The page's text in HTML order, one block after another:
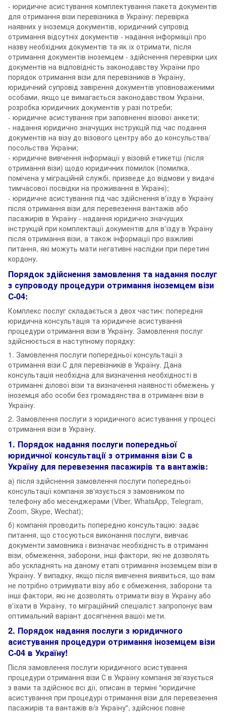
- юридичне асистування комплектування пакета документів
для отримання візи перевізника в Україну: перевірка
наявних у іноземця документів, юридичний супровід
отримання відсутніх документів - надання інформації про
назву необхідних документів та як їх отримати, після
отримання документів іноземцем - здійснення перевірки цих
документів на відповідність законодавству України про
порядок отримання візи для перевізників в Україну,
юридичний супровід завірення документів уповноваженими
особами, якщо це вимагається законодавством України,
розробка юридичних документів у разі потреби;
- юридичне асистування при заповненні візової анкети;
- надання юридично значущих інструкцій під час подання
документів на візу до візового центру або до консульства/
посольства України;
- юридичне вивчення інформації у візовій етикетці (після
отримання візи) щодо юридичних помилок (помилка,
помічена у міграційній службі, призведе до відмови у видачі
тимчасової посвідки на проживання в Україні);
- юридичне асистування під час здійснення в'їзду в Україну
після отримання візи для перевезення вантажів або
пасажирів в Україну - надання юридично значущих
інструкцій при комплектації документів для в'їзду в Україну
після отримання візи, а також інформації про важливі
питання, які можуть мати негативні наслідки при перетині
кордону.
Порядок здійснення замовлення та надання послуг
з супроводу процедури отримання іноземцем візи
С-04:
Комплекс послуг складається з двох частин: попередня
юридична консультація та юридичне асистування
процедури отримання візи в Україну. Замовлення послуг
здійснюється в наступному порядку:
1. Замовлення послуги попередньої консультації з
отримання візи С для перевізників в Україну. Дана
консультація необхідна для визначення необхідності в
отриманні ділової візи та визначення наявності обмежень у
іноземця або особи без громадянства в отриманні візи в
Україну.
2. Замовлення послуги з юридичного асистування у процесі
отримання візи в Україну.
1. Порядок надання послуги попередньої
юридичної консультації з отримання візи С в
Україну для перевезення пасажирів та вантажів:
а) після здійснення замовлення послуги попередньої
консультації компанія зв'язується з замовником по
телефону або месенджерами (Viber, WhatsApp, Telegram,
Zoom, Skype, Wechat);
б) компанія проводить попередню консультацію: задає
питання, що стосуються виконання послуги, вивчає
документи замовника і визначає необхідність в отриманні
візи, обмеження, заборони, інші фактори, які не дозволять
або ускладнять на даному етапі отримання іноземцем візи в
Україну. У випадку, якщо після вивчення виявиться, що вам
не потрібно отримувати візу або є обмеження, заборони та
інші фактори, які не дозволять отримати візу в Україну або
в'їхати в Україну, то міграційний спеціаліст запропонує вам
оптимальний варіант досягнення вашої мети.
2. Порядок надання послуги з юридичного
асистування процедури отримання іноземцем візи
С-04 в Україну!
Після замовлення послуги юридичного асистування
процедури отримання візи С в Україну компанія зв'язується
з вами та здійснює всі дії, описані в терміні "юридичне
асистування при процедурі отримання візи для перевезення
пасажирів та вантажів в/з Україну", здійснює повне